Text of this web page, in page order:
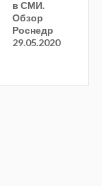
в СМИ.
Обзор
Роснедр
29.05.2020